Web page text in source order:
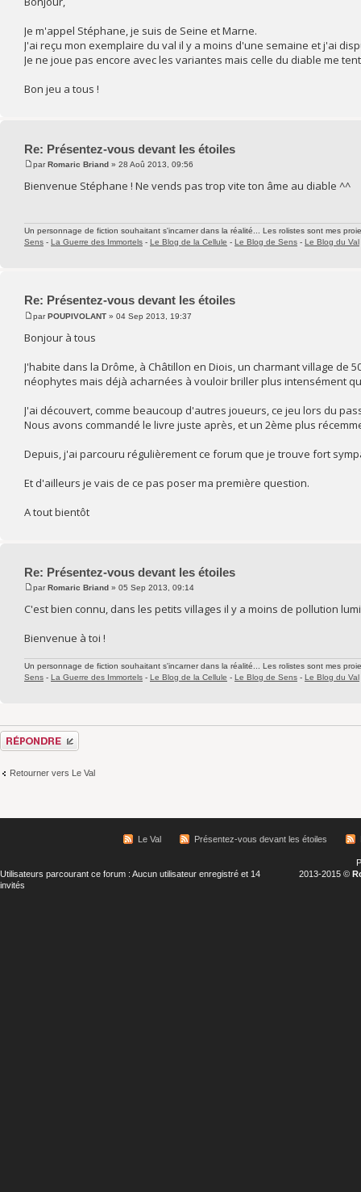
Je m'appel Stéphane, je suis de Seine et Marne.
J'ai reçu mon exemplaire du val il y a moins d'une semaine et j'ai
Je ne joue pas encore avec les variantes mais celle du diable me
Bon jeu a tous !
Re: Présentez-vous devant les étoiles
parRomaric Briand » 28 Aoû 2013, 09:56
Bienvenue Stéphane ! Ne vends pas trop vite ton âme au diable ^^
Un personnage de fiction souhaitant s'incarner dans la réalité... Les rolistes sont mes
Sens - La Guerre des Immortels - Le Blog de la Cellule - Le Blog de Sens - Le Blog du Val
Re: Présentez-vous devant les étoiles
parPOUPIVOLANT » 04 Sep 2013, 19:37
Bonjour à tous
J'habite dans la Drôme, à Châtillon en Diois, un charmant village
néophytes mais déjà acharnées à vouloir briller plus intensément
J'ai découvert, comme beaucoup d'autres joueurs, ce jeu lors du
Nous avons commandé le livre juste après, et un 2ème plus
Depuis, j'ai parcouru régulièrement ce forum que je trouve fort
Et d'ailleurs je vais de ce pas poser ma première question.
A tout bientôt
Re: Présentez-vous devant les étoiles
parRomaric Briand » 05 Sep 2013, 09:14
C'est bien connu, dans les petits villages il y a moins de pollution
Bienvenue à toi !
Un personnage de fiction souhaitant s'incarner dans la réalité... Les rolistes sont mes
Sens - La Guerre des Immortels - Le Blog de la Cellule - Le Blog de Sens - Le Blog du Val
Répondre
Retourner vers Le Val
Le Val Présentez-vous devant les étoiles
Utilisateurs parcourant ce forum : Aucun utilisateur enregistré et 14
invités
2013-2015 ©